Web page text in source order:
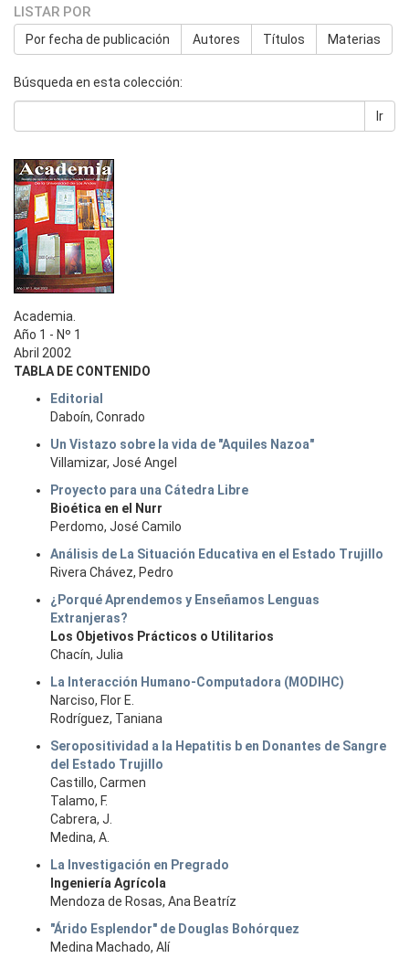
LISTAR POR
Por fecha de publicación Autores Títulos Materias
Búsqueda en esta colección:
Ir
Academia.
Año 1 - Nº 1
Abril 2002
TABLA DE CONTENIDO
Editorial
Daboín, Conrado
Un Vistazo sobre la vida de "Aquiles Nazoa"
Villamizar, José Angel
Proyecto para una Cátedra Libre
Bioética en el Nurr
Perdomo, José Camilo
Análisis de La Situación Educativa en el Estado Trujillo
Rivera Chávez, Pedro
¿Porqué Aprendemos y Enseñamos Lenguas
Extranjeras?
Los Objetivos Prácticos o Utilitarios
Chacín, Julia
La Interacción Humano-Computadora (MODIHC)
Narciso, Flor E.
Rodríguez, Taniana
Seropositividad a la Hepatitis b en Donantes de Sangre
del Estado Trujillo
Castillo, Carmen
Talamo, F.
Cabrera, J.
Medina, A.
La Investigación en Pregrado
Ingeniería Agrícola
Mendoza de Rosas, Ana Beatríz
"Árido Esplendor" de Douglas Bohórquez
Medina Machado, Alí